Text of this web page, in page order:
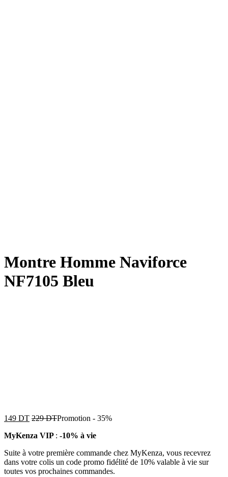
Montre Homme Naviforce
NF7105 Bleu
149 DT 229DTPromotion - 35%
MyKenza VIP : -10% à vie
Suite à votre première commande chez MyKenza, vous recevrez
dans votre colis un code promo fidélité de 10% valable à vie sur
toutes vos prochaines commandes.